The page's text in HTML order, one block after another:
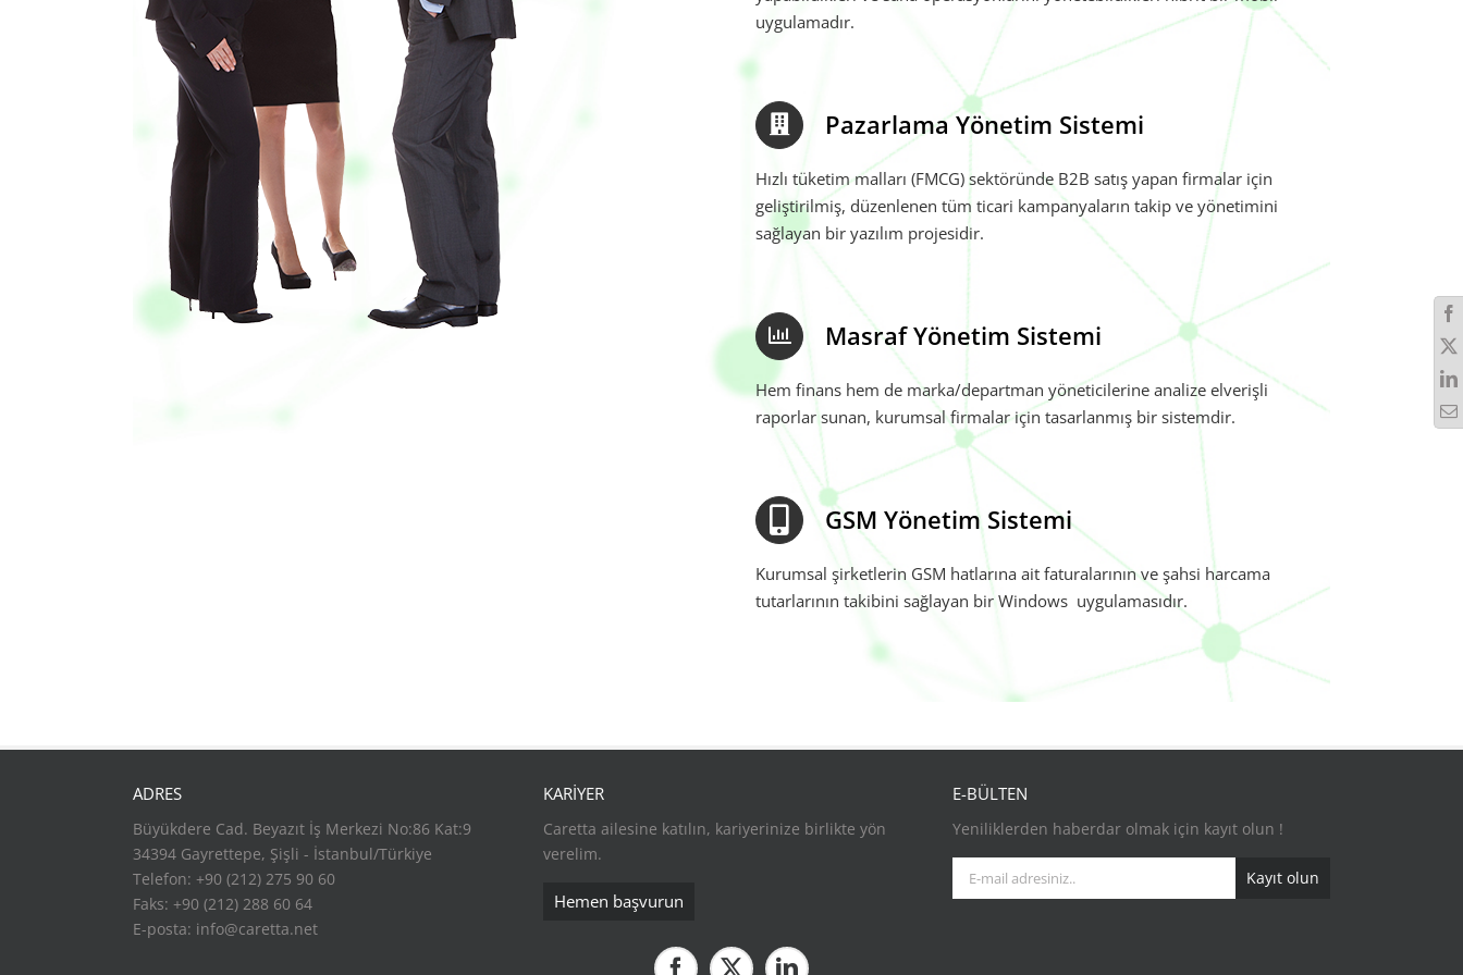
uygulamadır.
Pazarlama Yönetim Sistemi
Hızlı tüketim malları (FMCG) sektöründe B2B satış yapan firmalar için
geliştirilmiş, düzenlenen tüm ticari kampanyaların takip ve yönetimini
sağlayan bir yazılım projesidir.
Masraf Yönetim Sistemi
Hem finans hem de marka/departman yöneticilerine analize elverişli
raporlar sunan, kurumsal firmalar için tasarlanmış bir sistemdir.
GSM Yönetim Sistemi
Kurumsal şirketlerin GSM hatlarına ait faturalarının ve şahsi harcama
tutarlarının takibini sağlayan bir Windows uygulamasıdır.
ADRES
Büyükdere Cad. Beyazıt İş Merkezi No:86 Kat:9
34394 Gayrettepe, Şişli - İstanbul/Türkiye
Telefon: +90 (212) 275 90 60
Faks: +90 (212) 288 60 64
E-posta: info@caretta.net
KARİYER
Caretta ailesine katılın, kariyerinize birlikte yön
verelim.
Hemen başvurun
E-BÜLTEN
Yeniliklerden haberdar olmak için kayıt olun !